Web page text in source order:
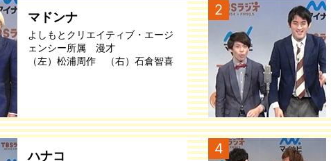
マドンナ
よしもとクリエイティブ・エージ
ェンシー所属 漫才
（左）松浦周作 （右）石倉智喜
2
ハナコ 4